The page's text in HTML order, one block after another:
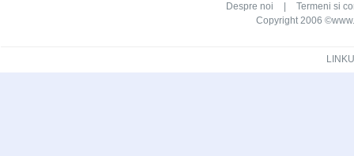
Despre noi
Termeni si
Copyright 2006